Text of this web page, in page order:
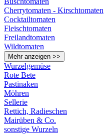
Cherrytomaten - Kirschtomaten
Cocktailtomaten
Fleischtomaten
Freilandtomaten
Wildtomaten
Mehr anzeigen >>
Wurzelgemüse
Rote Bete
Pastinaken
Möhren
Sellerie
Rettich, Radieschen
Mairüben & Co.
sonstige Wurzeln